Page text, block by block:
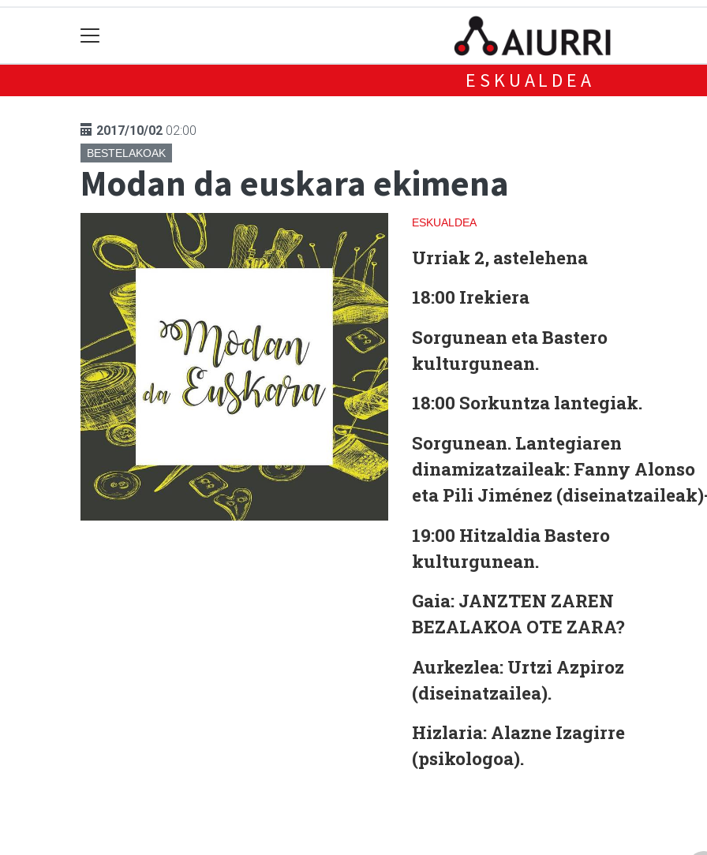
ESKUALDEA
2017/10/02 02:00
BESTELAKOAK
Modan da euskara ekimena
ESKUALDEA
Urriak 2, astelehena
18:00 Irekiera
Sorgunean eta Bastero
kulturgunean.
18:00 Sorkuntza lantegiak.
Sorgunean. Lantegiaren
dinamizatzaileak: Fanny Alonso
eta Pili Jiménez
19:00 HitzaldiaBastero
kulturgunean.
Gaia: JANZTEN ZAREN
BEZALAKOA OTE ZARA?
Aurkezlea: Urtzi Azpiroz
(diseinatzailea).
Hizlaria: Alazne Izagirre
(psikologoa).